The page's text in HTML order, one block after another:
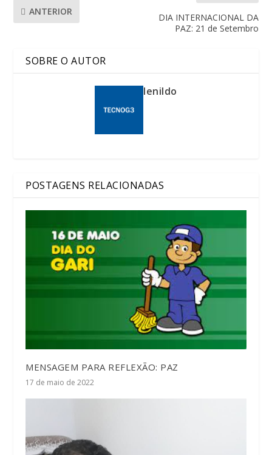
ANTERIOR
DIA INTERNACIONAL DA
PAZ: 21 de Setembro
SOBRE O AUTOR
lenildo
POSTAGENS RELACIONADAS
MENSAGEM PARA REFLEXÃO: PAZ
17 de maio de 2022